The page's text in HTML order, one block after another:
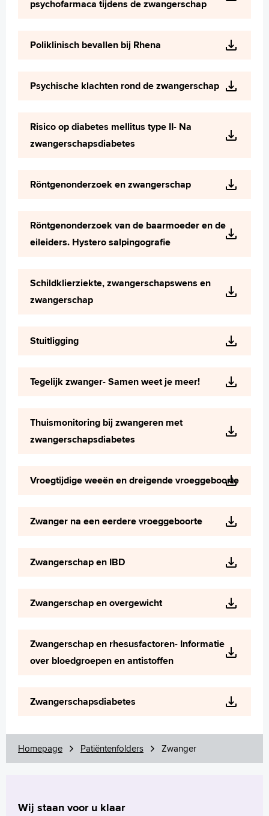
psychofarmaca tijdens de zwangerschap
Poliklinisch bevallen bij Rhena
Psychische klachten rond de zwangerschap
Risico op diabetes mellitus type II- Na
zwangerschapsdiabetes
Röntgenonderzoek en zwangerschap
Röntgenonderzoek van de baarmoeder en de
eileiders. Hystero salpingografie
Schildklierziekte, zwangerschapswens en
zwangerschap
Stuitligging
Tegelijk zwanger- Samen weet je meer!
Thuismonitoring bij zwangeren met
zwangerschapsdiabetes
Vroegtijdige weeën en dreigende vroeggeboorte
Zwanger na een eerdere vroeggeboorte
Zwangerschap en IBD
Zwangerschap en overgewicht
Zwangerschap en rhesusfactoren- Informatie
over bloedgroepen en antistoffen
Zwangerschapsdiabetes
Homepage Patiëntenfolders Zwanger
Wij staan voor u klaar